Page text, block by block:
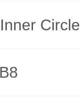
Inner Circle
B8